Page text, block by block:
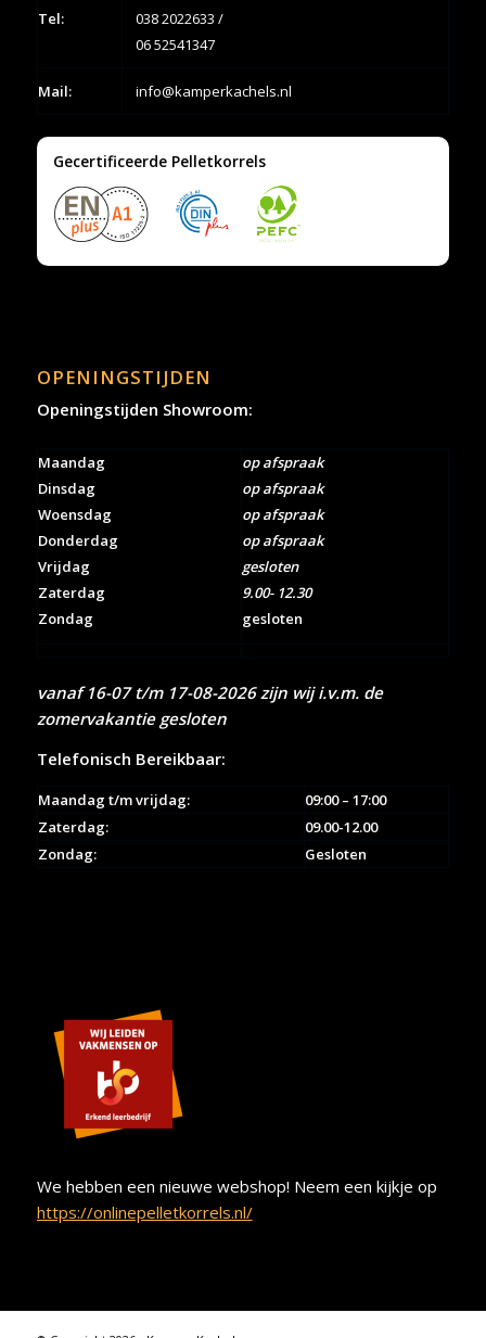
Tel: 038 2022633 /
06 52541347
Mail: info@kamperkachels.nl
Gecertificeerde Pelletkorrels
OPENINGSTIJDEN
Openingstijden Showroom:
Maandag
Dinsdag
Woensdag
Donderdag
Vrijdag
Zaterdag
Zondag
op afspraak
op afspraak
op afspraak
op afspraak
gesloten
9.00- 12.30
gesloten
vanaf 16-07 t/m 17-08-2026 zijn wij i.v.m. de
zomervakantie gesloten
Telefonisch Bereikbaar:
Maandag t/m vrijdag:
09:00 – 17:00
Zaterdag:
09.00-12.00
Zondag:
Gesloten
We hebben een nieuwe webshop! Neem een kijkje op
https://onlinepelletkorrels.nl/